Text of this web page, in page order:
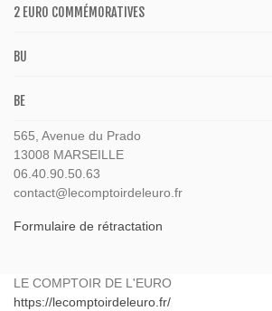
2 EURO COMMÉMORATIVES
BU
BE
565, Avenue du Prado
13008 MARSEILLE
06.40.90.50.63
contact@lecomptoirdeleuro.fr
Formulaire de rétractation
LE COMPTOIR DE L'EURO
https://lecomptoirdeleuro.fr/